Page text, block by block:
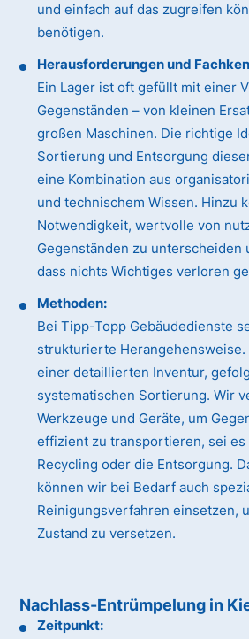
und einfach auf das zugreifen
benötigen.
Herausforderungen und
Ein Lager ist oft gefüllt mit einer
Gegenständen – von kleinen
großen Maschinen. Die richtige
Sortierung und Entsorgung
eine Kombination aus
und technischem Wissen. Hinzu
Notwendigkeit, wertvolle von
Gegenständen zu unterscheiden
dass nichts Wichtiges verloren
Methoden:
Bei Tipp-Topp Gebäudedienste
strukturierte
einer detaillierten Inventur,
systematischen Sortierung. Wir
Werkzeuge und Geräte, um
effizient zu transportieren, sei es
Recycling oder die Entsorgung.
können wir bei Bedarf auch
Reinigungsverfahren einsetzen,
Zustand zu versetzen.
Nachlass-Entrümpelung in
Zeitpunkt: